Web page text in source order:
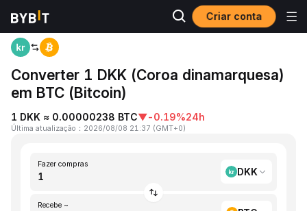
Criar conta
Página inicial
Converter 1 DKK (Coroa dinamarquesa)
em BTC (Bitcoin)
1 DKK ≈ 0.00000238 BTC▼-0.19%24h
Última atualização ： 2026/08/08 21:37 (GMT+0)
Fazer compras
DKK
Recebe ~